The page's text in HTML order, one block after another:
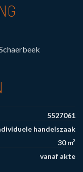
5527061
handelszaak
30 m²
vanaf akte